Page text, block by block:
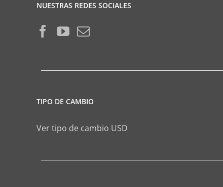
NUESTRAS REDES SOCIALES
TIPO DE CAMBIO
Ver tipo de cambio USD